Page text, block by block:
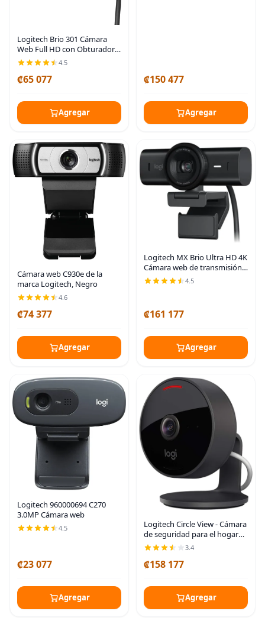
Logitech Brio 301 Cámara
Web Full HD con Obturador
de Privacidad, Micrófono de
Certificada para Zoom,
4.5
₡65 077
Agregar
₡150 477
Agregar
Cámara web C930e de la
marca Logitech, Negro
4.6
₡74 377
Agregar
Logitech MX Brio Ultra HD 4K
Cámara web de transmisión,
1080p a 60 FPS, USB-C,
cubierta de cámara web,
4.5
₡161 177
Agregar
Logitech 960000694 C270
3.0MP Cámara web
4.5
₡23 077
Agregar
Logitech Circle View - Cámara
de seguridad para el hogar
con cable resistente a la
gran angular de 180°, HD de
3.4
₡158 177
Agregar